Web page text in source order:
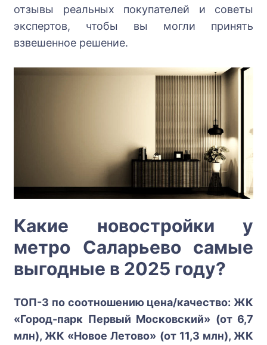
отзывы реальных покупателей и советы
экспертов, чтобы вы могли принять
взвешенное решение.
Какие новостройки у
метро Саларьево самые
выгодные в 2025 году?
ТОП-3 по соотношению цена/качество: ЖК
«Город-парк Первый Московский» (от 6,7
млн), ЖК «Новое Летово» (от 11,3 млн), ЖК